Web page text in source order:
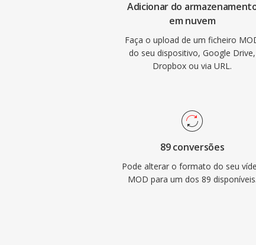
Adicionar do
em nuvem
Faça o upload de um ficheiro
do seu dispositivo, Google Drive,
Dropbox ou via URL.
89 conversões
Pode alterar o formato do seu
MOD para um dos 89 disponíveis.